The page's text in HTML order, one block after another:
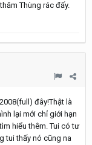
Thùng rác đấy.
đây!Thật là
lại mới chỉ giới hạn
hiểu thêm. Tui có tư
tui thấy nó cũng na